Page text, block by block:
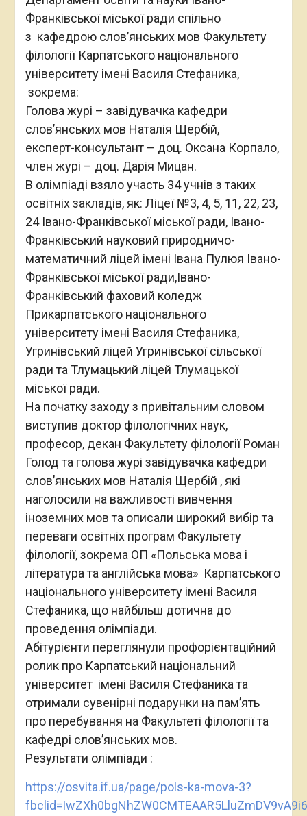
Франківської міської ради спільно
з кафедрою слов’янських мов Факультету
філології Карпатського національного
університету імені Василя Стефаника,
зокрема:
Голова журі – завідувачка кафедри
слов’янських мов Наталія Щербій,
експерт-консультант – доц. Оксана Корпало,
член журі – доц. Дарія Мицан.
В олімпіаді взяло участь 34 учнів з таких
освітніх закладів, як: Ліцеї №3, 4, 5, 11, 22, 23,
24 Івано-Франківської міської ради, Івано-
Франківський науковий природничо-
математичний ліцей імені Івана Пулюя Івано-
Франківської міської ради,Івано-
Франківський фаховий коледж
Прикарпатського національного
університету імені Василя Стефаника,
Угринівський ліцей Угринівської сільської
ради та Тлумацький ліцей Тлумацької
міської ради.
На початку заходу з привітальним словом
виступив доктор філологічних наук,
професор, декан Факультету філології Роман
Голод та голова журі завідувачка кафедри
словʼянських мов Наталія Щербій , які
наголосили на важливості вивчення
іноземних мов та описали широкий вибір та
переваги освітніх програм Факультету
філології, зокрема ОП «Польська мова і
література та англійська мова» Карпатського
національного університету імені Василя
Стефаника, що найбільш дотична до
проведення олімпіади.
Абітурієнти переглянули профорієнтаційний
ролик про Карпатський національний
університет імені Василя Стефаника та
отримали сувенірні подарунки на памʼять
про перебування на Факультеті філології та
кафедрі словʼянських мов.
Результати олімпіади :
https://osvita.if.ua/page/pols-ka-mova-3?